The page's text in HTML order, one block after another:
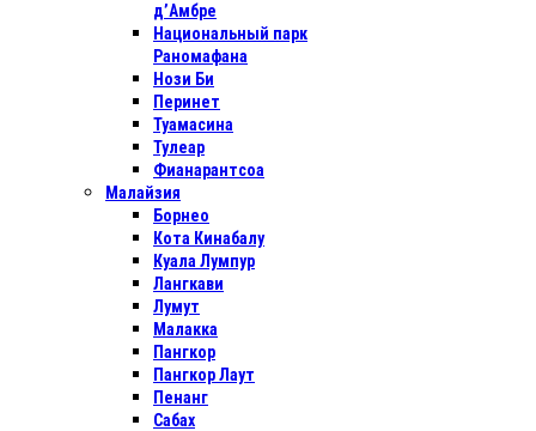
д’Амбре
Национальный парк
Раномафана
Нози Би
Перинет
Туамасина
Тулеар
Фианарантсоа
Малайзия
Борнео
Кота Кинабалу
Куала Лумпур
Лангкави
Лумут
Малакка
Пангкор
Пангкор Лаут
Пенанг
Сабах